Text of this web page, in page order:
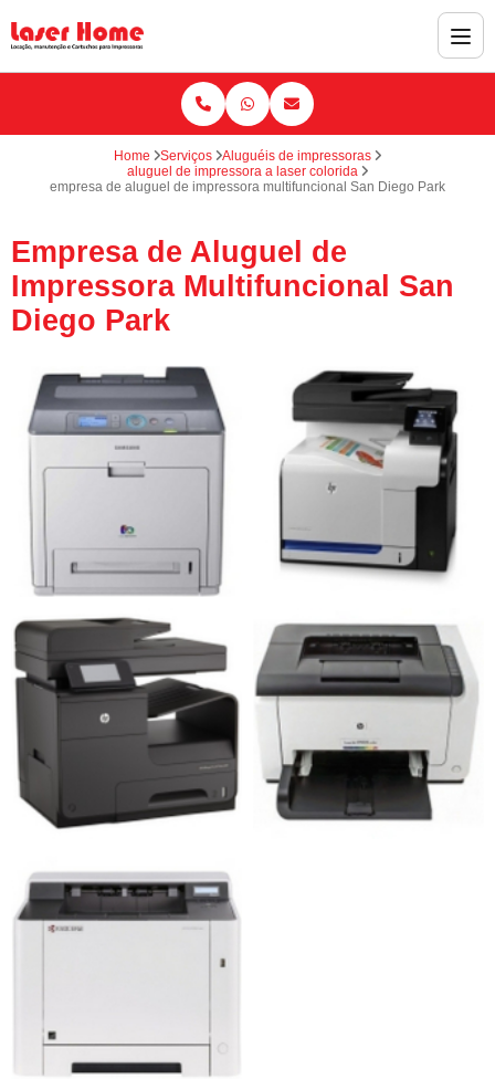
Home Serviços
Aluguéis de impressoras
aluguel de impressora a laser colorida
empresa de aluguel de impressora multifuncional San Diego Park
Empresa de Aluguel de
Impressora Multifuncional San
Diego Park